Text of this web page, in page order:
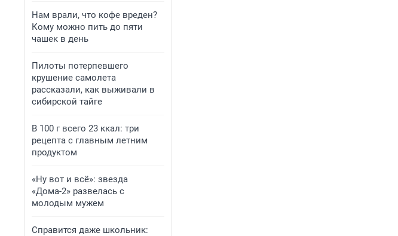
Нам врали, что кофе вреден?
Кому можно пить до пяти
чашек в день
Пилоты потерпевшего
крушение самолета
рассказали, как выживали в
сибирской тайге
В 100 г всего 23 ккал: три
рецепта с главным летним
продуктом
«Ну вот и всё»: звезда
«Дома-2» развелась с
молодым мужем
Справится даже школьник: